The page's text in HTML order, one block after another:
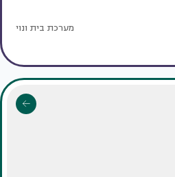
מערכת בית ונוי